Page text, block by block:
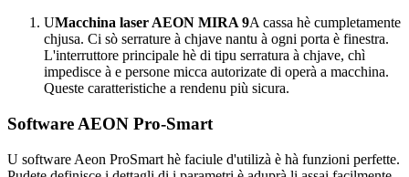
UMacchina laser AEON MIRA 9A cassa hè cumpletamente
chjusa. Ci sò serrature à chjave nantu à ogni porta è finestra.
L'interruttore principale hè di tipu serratura à chjave, chì
impedisce à e persone micca autorizate di operà a macchina.
Queste caratteristiche a rendenu più sicura.
Software AEON Pro-Smart
U software Aeon ProSmart hè faciule d'utilizà è hà funzioni perfette.